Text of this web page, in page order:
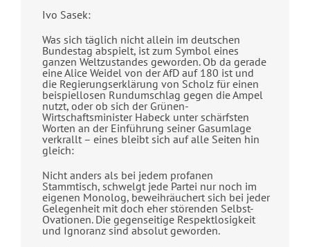
Ivo Sasek:
Was sich täglich nicht allein im deutschen
Bundestag abspielt, ist zum Symbol eines
ganzen Weltzustandes geworden. Ob da gerade
eine Alice Weidel von der AfD auf 180 ist und
die Regierungserklärung von Scholz für einen
beispiellosen Rundumschlag gegen die Ampel
nutzt, oder ob sich der Grünen-
Wirtschaftsminister Habeck unter schärfsten
Worten an der Einführung seiner Gasumlage
verkrallt – eines bleibt sich auf alle Seiten hin
gleich:
Nicht anders als bei jedem profanen
Stammtisch, schwelgt jede Partei nur noch im
eigenen Monolog, beweihräuchert sich bei jeder
Gelegenheit mit doch eher störenden Selbst-
Ovationen. Die gegenseitige Respektlosigkeit
und Ignoranz sind absolut geworden.